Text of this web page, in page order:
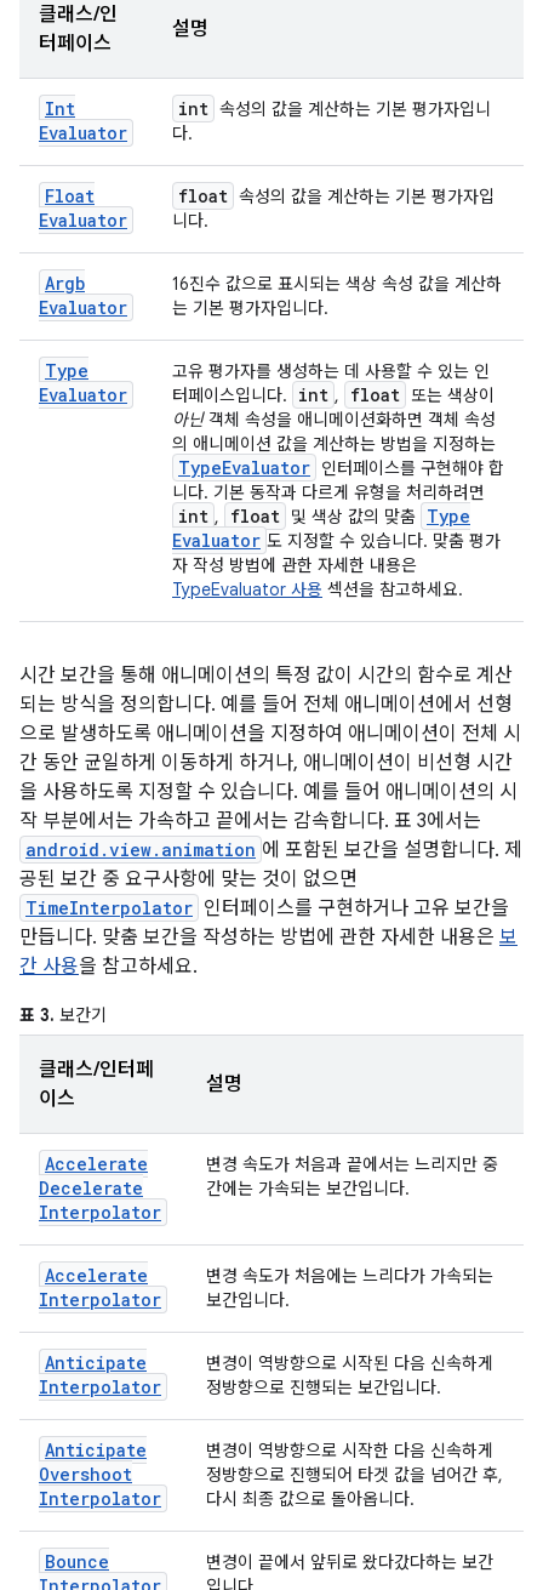
클래스/인
터페이스
설명
Int
Evaluator
int 속성의 값을 계산하는 기본 평가자입니
다.
Float
Evaluator
float 속성의 값을 계산하는 기본 평가자입
니다.
Argb
Evaluator
16진수 값으로 표시되는 색상 속성 값을 계산하
는 기본 평가자입니다.
Type
Evaluator
고유 평가자를 생성하는 데 사용할 수 있는 인
터페이스입니다.
int , float 또는 색상이
아닌객체 속성을 애니메이션화하면 객체 속성
의 애니메이션 값을 계산하는 방법을 지정하는
TypeEvaluator 인터페이스를 구현해야 합
니다. 기본 동작과 다르게 유형을 처리하려면
int , float 및 색상 값의 맞춤 Type
Evaluator 도 지정할 수 있습니다. 맞춤 평가
자 작성 방법에 관한 자세한 내용은
TypeEvaluator 사용 섹션을 참고하세요.
시간 보간을 통해 애니메이션의 특정 값이 시간의 함수로 계산
되는 방식을 정의합니다. 예를 들어 전체 애니메이션에서 선형
으로 발생하도록 애니메이션을 지정하여 애니메이션이 전체 시
간 동안 균일하게 이동하게 하거나, 애니메이션이 비선형 시간
을 사용하도록 지정할 수 있습니다. 예를 들어 애니메이션의 시
작 부분에서는 가속하고 끝에서는 감속합니다. 표 3에서는
android.view.animation 에 포함된 보간을 설명합니다. 제
공된 보간 중 요구사항에 맞는 것이 없으면
TimeInterpolator 인터페이스를 구현하거나 고유 보간을
만듭니다. 맞춤 보간을 작성하는 방법에 관한 자세한 내용은 보
간 사용을 참고하세요.
표 3. 보간기
클래스/인터페
이스
설명
Accelerate
Decelerate
Interpolator
변경 속도가 처음과 끝에서는 느리지만 중
간에는 가속되는 보간입니다.
Accelerate
Interpolator
변경 속도가 처음에는 느리다가 가속되는
보간입니다.
Anticipate
Interpolator
변경이 역방향으로 시작된 다음 신속하게
정방향으로 진행되는 보간입니다.
Anticipate
Overshoot
Interpolator
변경이 역방향으로 시작한 다음 신속하게
정방향으로 진행되어 타겟 값을 넘어간 후,
다시 최종 값으로 돌아옵니다.
Bounce
변경이 끝에서 앞뒤로 왔다갔다하는 보간